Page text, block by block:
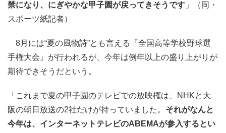
禁になり、にぎやかな甲子園が戻ってきそうです 」（同・
スポーツ紙記者）
8月には“夏の風物詩”とも言える『全国高等学校野球選
手権大会』が行われるが、今年は例年以上の盛り上がりが
期待できそうだという。
「これまで夏の甲子園のテレビでの放映権は、NHKと大
阪の朝日放送の2社だけが持っていました。 それがなんと
今年は、インターネットテレビのABEMAが参入するとい